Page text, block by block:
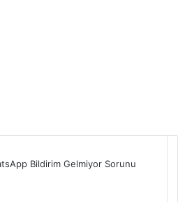
Bildirim Gelmiyor Sorunu